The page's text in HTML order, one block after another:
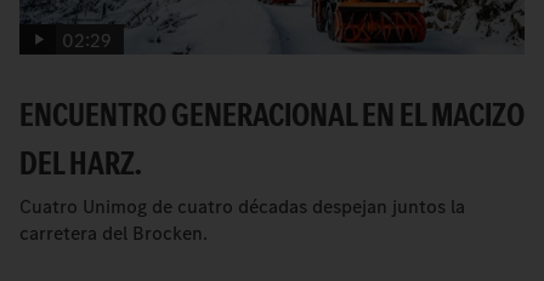
02:29
ENCUENTRO GENERACIONAL EN EL MACIZO
DEL HARZ.
Cuatro Unimog de cuatro décadas despejan juntos la
carretera del Brocken.